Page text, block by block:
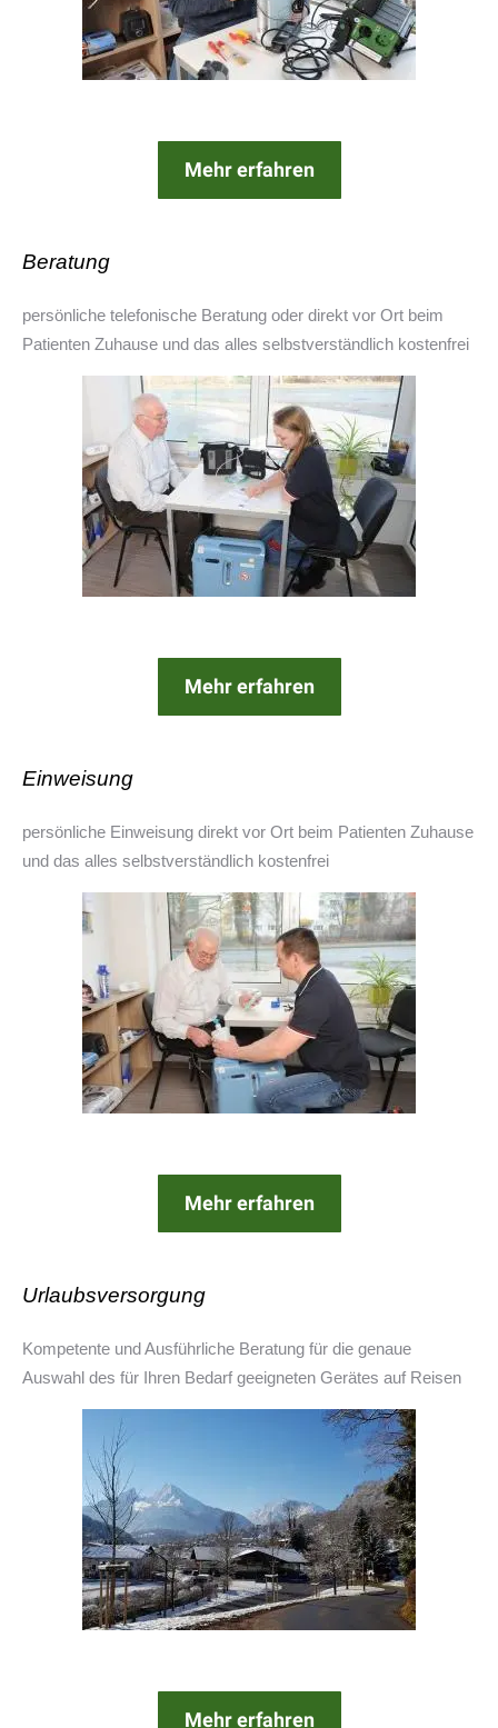
Mehr erfahren
Beratung
persönliche telefonische Beratung oder direkt vor Ort beim
Patienten Zuhause und das alles selbstverständlich kostenfrei
Mehr erfahren
Einweisung
persönliche Einweisung direkt vor Ort beim Patienten Zuhause
und das alles selbstverständlich kostenfrei
Mehr erfahren
Urlaubsversorgung
Kompetente und Ausführliche Beratung für die genaue
Auswahl des für Ihren Bedarf geeigneten Gerätes auf Reisen
Mehr erfahren